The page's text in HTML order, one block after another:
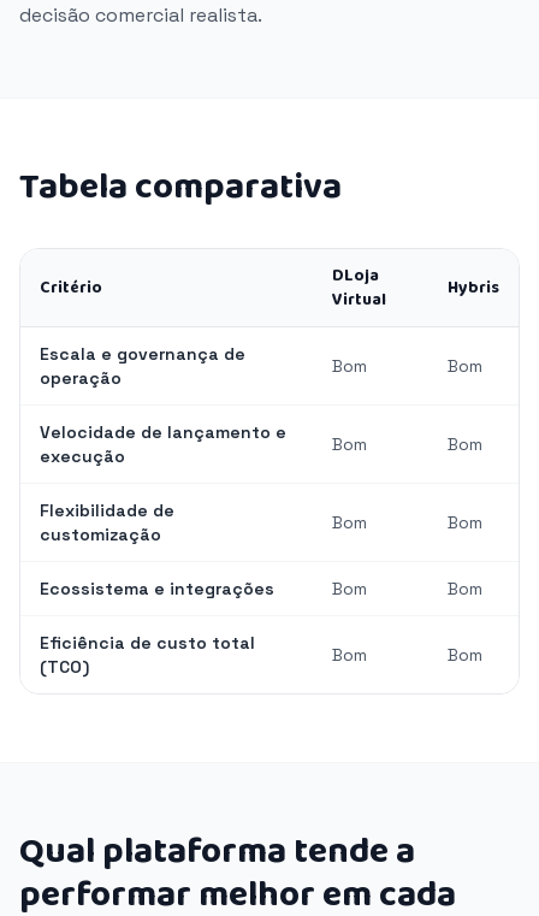
decisão comercial realista.
Tabela comparativa
Critério
DLoja
Virtual
Hybris
Escala e governança de
operação
Bom Bom
Velocidade de lançamento e
execução
Bom Bom
Flexibilidade de
customização
Bom Bom
Ecossistema e integrações Bom Bom
Eficiência de custo total
(TCO)
Bom Bom
Qual plataforma tende a
performar melhor em cada